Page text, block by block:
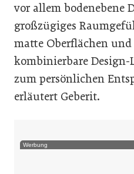
vor allem bodenebene
großzügiges
matte Oberflächen
kombinierbare Design-
zum persönlichen
erläutert Geberit.
Werbung